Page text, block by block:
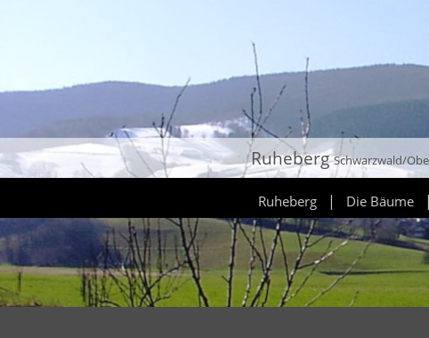
RuhebergSchwarzwald/
Ruheberg | Die Bäume |